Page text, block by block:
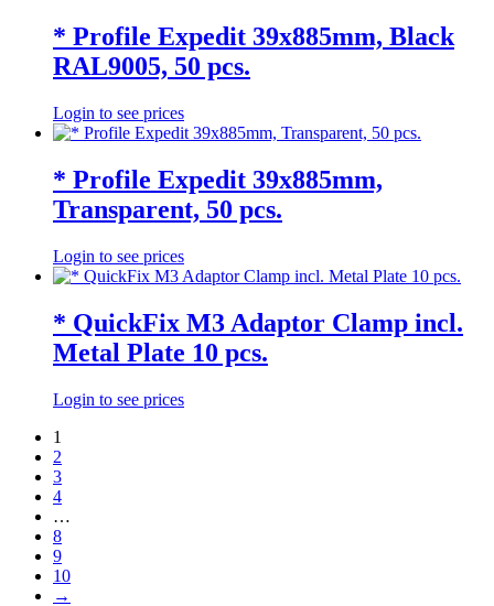
* Profile Expedit 39x885mm, Black
RAL9005, 50 pcs.
Login to see prices
* Profile Expedit 39x885mm,
Transparent, 50 pcs.
Login to see prices
* QuickFix M3 Adaptor Clamp incl.
Metal Plate 10 pcs.
Login to see prices
1
2
3
4
…
8
9
10
→